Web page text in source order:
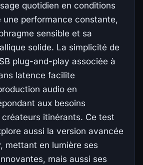
quotidien en conditions
une performance constante,
sensible et sa
solide. La simplicité de
plug-and-play associée à
latence facilite
audio en
aux besoins
itinérants. Ce test
aussi la version avancée
mettant en lumière ses
mais aussi ses